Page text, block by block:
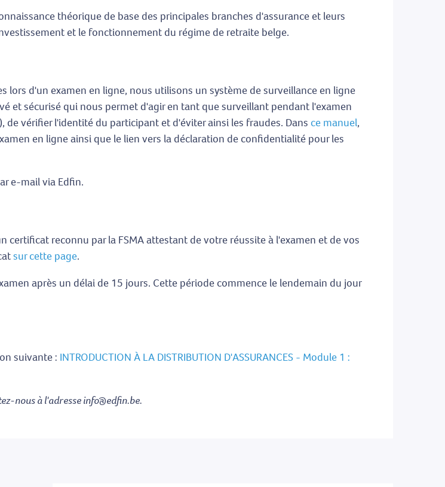
théorique de base des principales branches d'assurance et leurs
et le fonctionnement du régime de retraite belge.
d'un examen en ligne, nous utilisons un système de surveillance en ligne
et sécurisé qui nous permet d'agir en tant que surveillant pendant l'examen
vérifier l'identité du participant et d'éviter ainsi les fraudes. Dans ce manuel,
en ligne ainsi que le lien vers la déclaration de confidentialité pour les
e-mail via Edfin.
certificat reconnu par la FSMA attestant de votre réussite à l'examen et de vos
sur cette page.
après un délai de 15 jours. Cette période commence le lendemain du jour
suivante : INTRODUCTION À LA DISTRIBUTION D'ASSURANCES - Module 1 :
nous à l'adresse info@edfin.be.